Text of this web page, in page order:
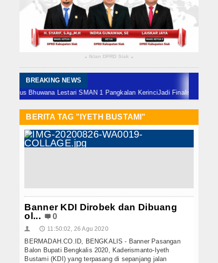
Indragiri Hulu
Kuansing
Siak
Nasional
Internasional
Politik
Berita Foto
Budaya & Pariwisata
▴ Iklan DPRD Siak ▴
BREAKING NEWS
Lestari SMAN 1 Pangkalan KerinciJadi Finalis ADLG Awards,
BERITA TAG "IYETH BUSTAMI"
Banner KDI Dirobek dan Dibuang
ol...
0
👤 🕔 11:50:02, 26 Agu 2020
BERMADAH.CO.ID, BENGKALIS - Banner Pasangan
Balon Bupati Bengkalis 2020, Kaderismanto-Iyeth
Bustami (KDI) yang terpasang di sepanjang jalan